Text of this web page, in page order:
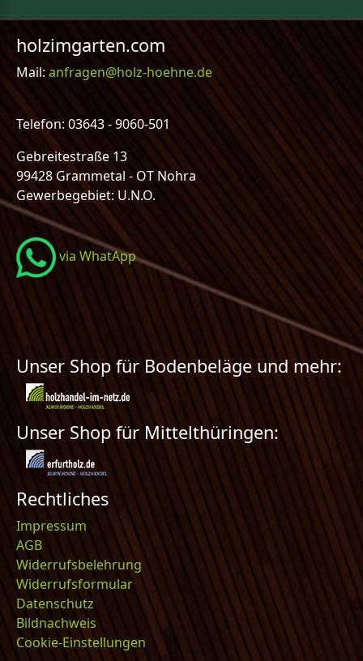
holzimgarten.com
Mail:anfragen@holz-hoehne.de
Telefon: 03643 - 9060-501
Gebreitestraße 13
99428 Grammetal - OT Nohra
Gewerbegebiet: U.N.O.
via WhatApp
Unser Shop für Bodenbeläge und mehr:
Unser Shop für Mittelthüringen:
Rechtliches
Impressum
AGB
Widerrufsbelehrung
Widerrufsformular
Datenschutz
Bildnachweis
Cookie-Einstellungen